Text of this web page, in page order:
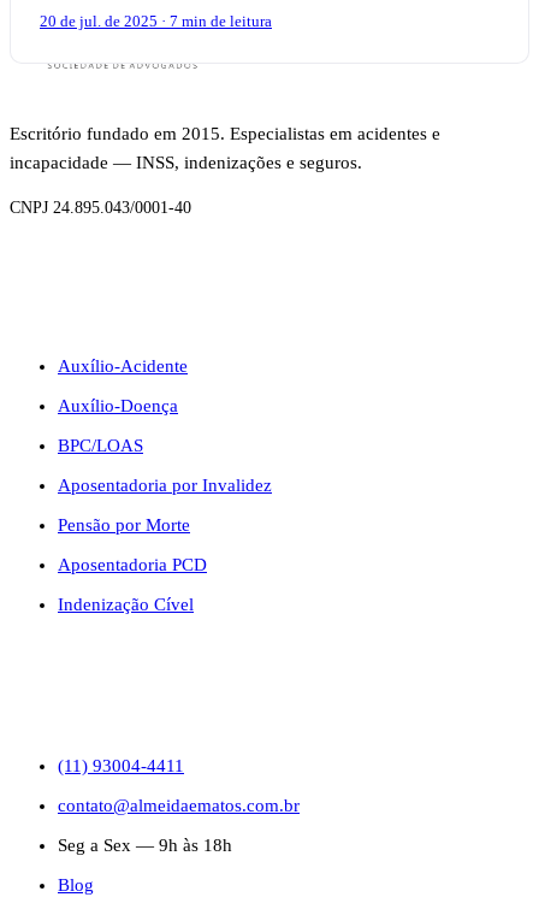
20 de jul. de 2025 · 7 min de leitura
Escritório fundado em 2015. Especialistas em acidentes e
incapacidade — INSS, indenizações e seguros.
CNPJ 24.895.043/0001-40
Auxílio-Acidente
Auxílio-Doença
BPC/LOAS
Aposentadoria por Invalidez
Pensão por Morte
Aposentadoria PCD
Indenização Cível
(11) 93004-4411
contato@almeidaematos.com.br
Seg a Sex — 9h às 18h
Blog